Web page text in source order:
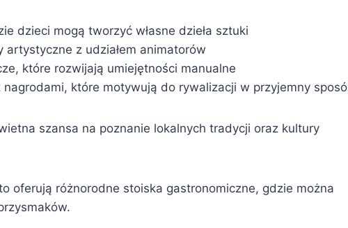
dzieci mogą tworzyć własne dzieła sztuki
z udziałem animatorów
które rozwijają umiejętności manualne
nagrodami, które motywują do rywalizacji w przyjemny
szansa na poznanie lokalnych tradycji oraz kultury
oferują różnorodne stoiska gastronomiczne, gdzie można